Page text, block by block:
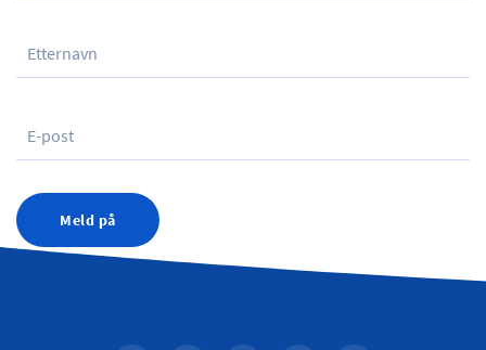
Meld på